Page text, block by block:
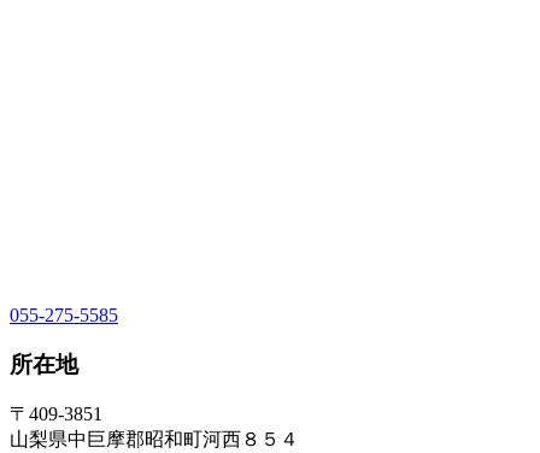
055-275-5585
所在地
〒409-3851
山梨県中巨摩郡昭和町河西８５４